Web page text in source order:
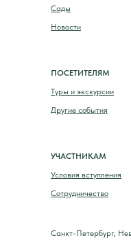
Сады
Новости
ПОСЕТИТЕЛЯМ
Туры и экскурсии
Другие события
УЧАСТНИКАМ
Условия вступления
Сотрудничество
Санкт-Петербург,